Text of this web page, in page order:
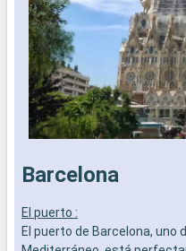
Barcelona
El puerto :
El puerto de Barcelona, uno